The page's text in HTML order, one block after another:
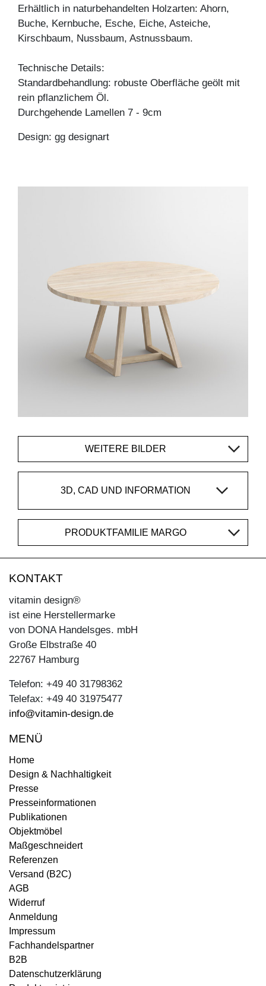
Erhältlich in naturbehandelten Holzarten: Ahorn,
Buche, Kernbuche, Esche, Eiche, Asteiche,
Kirschbaum, Nussbaum, Astnussbaum.
Technische Details:
Standardbehandlung: robuste Oberfläche geölt mit
rein pflanzlichem Öl.
Durchgehende Lamellen 7 - 9cm
Design: gg designart
WEITERE BILDER
3D, CAD UND INFORMATION
PRODUKTFAMILIE MARGO
KONTAKT
vitamin design®
ist eine Herstellermarke
von DONA Handelsges. mbH
Große Elbstraße 40
22767 Hamburg
Telefon: +49 40 31798362
Telefax: +49 40 31975477
info@vitamin-design.de
MENÜ
Home
Design & Nachhaltigkeit
Presse
Presseinformationen
Publikationen
Objektmöbel
Maßgeschneidert
Referenzen
Versand (B2C)
AGB
Widerruf
Anmeldung
Impressum
Fachhandelspartner
B2B
Datenschutzerklärung